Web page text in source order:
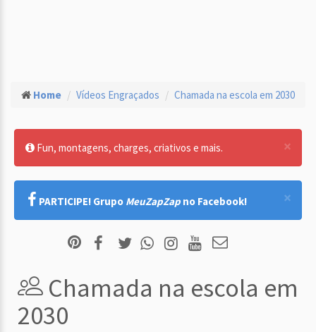
Home Vídeos Engraçados Chamada na escola em 2030
×
Fun, montagens, charges, criativos e mais.
×
PARTICIPE! Grupo MeuZapZap no Facebook!
Chamada na escola em
2030